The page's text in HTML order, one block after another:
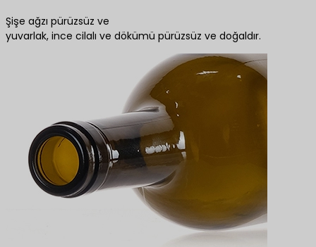
Şişe ağzı pürüzsüz ve
yuvarlak, ince cilalı ve dökümü pürüzsüz ve doğaldır.